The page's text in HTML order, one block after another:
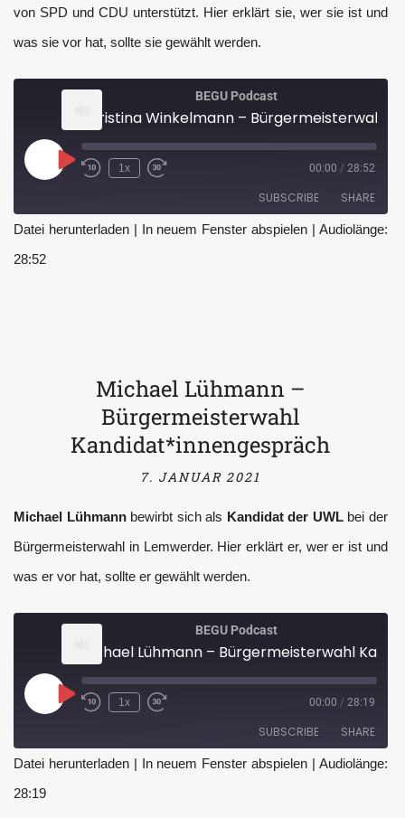
von SPD und CDU unterstützt. Hier erklärt sie, wer sie ist und
was sie vor hat, sollte sie gewählt werden.
BEGU Podcast
Play
EpisodeRewind
1x
Fast
seconds
00:00 / 28:52
SUBSCRIBE SHARE
RSS FEED
SHARE
Datei herunterladen| In neuem Fenster abspielen | Audiolänge:
28:52
Michael Lühmann –
Bürgermeisterwahl
Kandidat*innengespräch
7. JANUAR 2021
Michael Lühmannbewirbt sich als Kandidat der UWLbei der
Bürgermeisterwahl in Lemwerder. Hier erklärt er, wer er ist und
was er vor hat, sollte er gewählt werden.
BEGU Podcast
Play
EpisodeRewind
1x
Fast
seconds
00:00 / 28:19
SUBSCRIBE SHARE
RSS FEED
SHARE
Datei herunterladen| In neuem Fenster abspielen | Audiolänge:
28:19